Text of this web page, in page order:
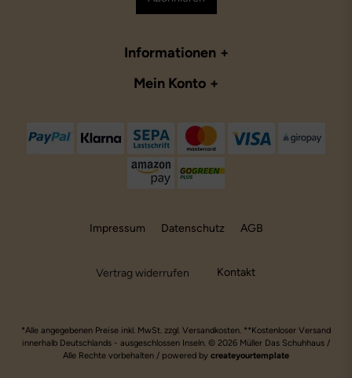
Informationen
Mein Konto
Impressum Datenschutz AGB
Vertrag widerrufen Kontakt
*Alle angegebenen Preise inkl. MwSt. zzgl. Versandkosten. **Kostenloser Versand
innerhalb Deutschlands - ausgeschlossen Inseln. © 2026 Müller Das Schuhhaus /
Alle Rechte vorbehalten / powered by createyourtemplate